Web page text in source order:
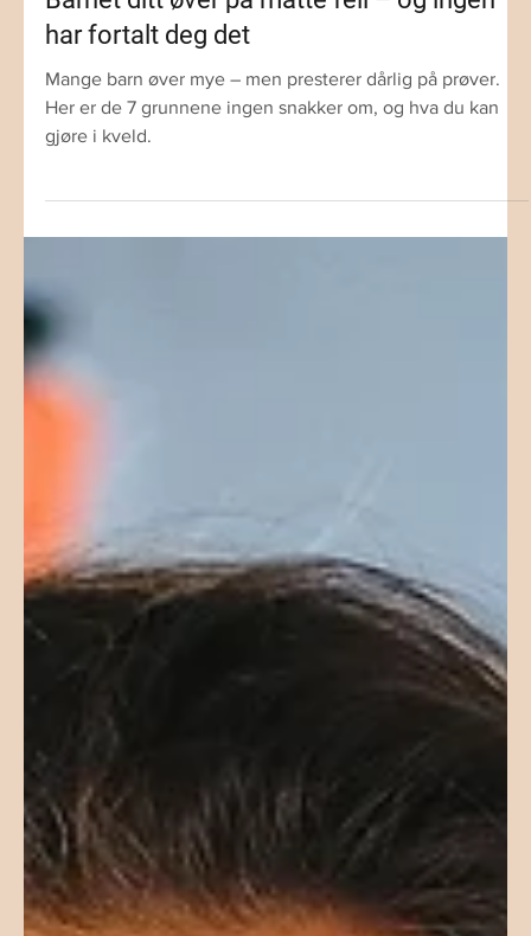
2. apr. 3 min lesing
Mattehjelp
Barnet ditt øver på matte feil – og ingen
har fortalt deg det
gjøre i kveld.